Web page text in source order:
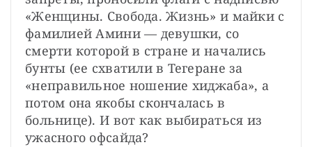
«Женщины. Свобода. Жизнь» и майки с
фамилией Амини — девушки, со
смерти которой в стране и начались
бунты (ее схватили в Тегеране за
«неправильное ношение хиджаба», а
потом она якобы скончалась в
больнице). И вот как выбираться из
ужасного офсайда?